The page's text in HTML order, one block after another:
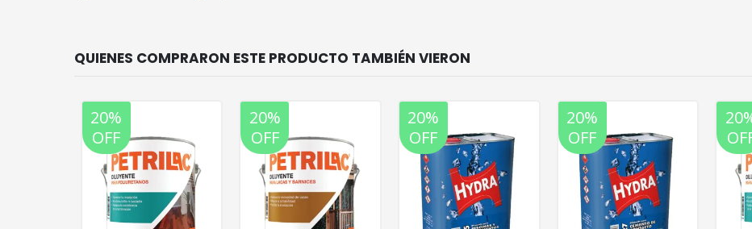
20%
OFF
20%
OFF
20%
OFF
20%
OFF